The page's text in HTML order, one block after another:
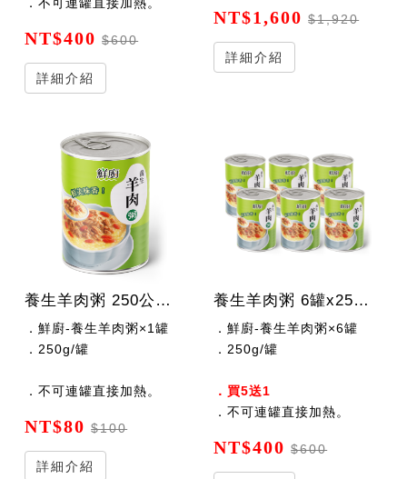
．不可連罐直接加熱。
NT$400 $600
詳細介紹
NT$1,600 $1,920
詳細介紹
養生羊肉粥 250公克/罐
．鮮廚-養生羊肉粥×1罐
．250g/罐
．不可連罐直接加熱。
NT$80 $100
詳細介紹
養生羊肉粥 6罐x250公克/罐
．鮮廚-養生羊肉粥×6罐
．250g/罐
．買5送1
．不可連罐直接加熱。
NT$400 $600